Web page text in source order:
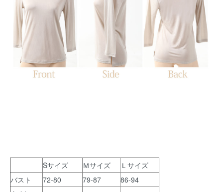
Sサイズ Ｍサイズ
Ｌサイズ
バスト
72-80 79-87
86-94